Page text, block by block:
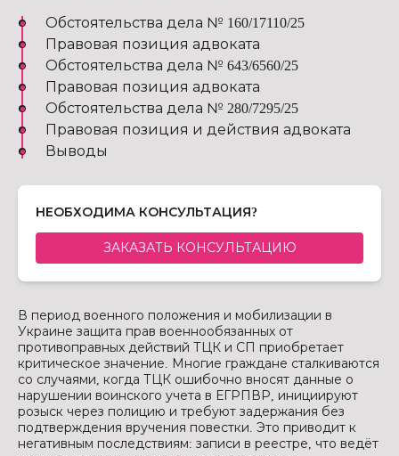
Обстоятельства дела № 160/17110/25
Правовая позиция адвоката
Обстоятельства дела № 643/6560/25
Правовая позиция адвоката
Обстоятельства дела № 280/7295/25
Правовая позиция и действия адвоката
Выводы
НЕОБХОДИМА КОНСУЛЬТАЦИЯ?
ЗАКАЗАТЬ КОНСУЛЬТАЦИЮ
В период военного положения и мобилизации в
Украине защита прав военнообязанных от
противоправных действий ТЦК и СП приобретает
критическое значение. Многие граждане сталкиваются
со случаями, когда ТЦК ошибочно вносят данные о
нарушении воинского учета в ЕГРПВР, инициируют
розыск через полицию и требуют задержания без
подтверждения вручения повестки. Это приводит к
негативным последствиям: записи в реестре, что ведёт